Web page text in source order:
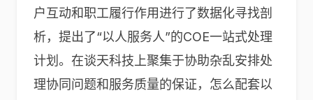
户互动和职工履行作用进行了数据化寻找剖
析，提出了“以人服务人”的COE一站式处理
计划。在谈天科技上聚集于协助杂乱安排处
理协同问题和服务质量的保证，怎么配套以